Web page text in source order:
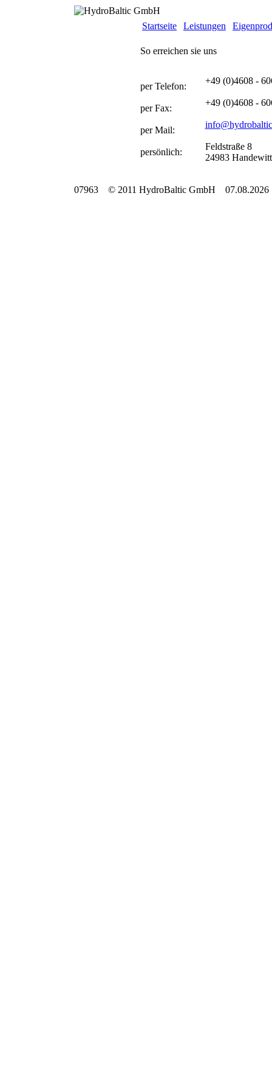
Startseite Leistungen
So erreichen sie uns
per Telefon:
per Fax:
per Mail:
persönlich:
+49 (0)4608 -
+49 (0)4608 -
Feldstraße 8
24983 Handewitt
07963 © 2011 HydroBaltic GmbH 07.08.2026